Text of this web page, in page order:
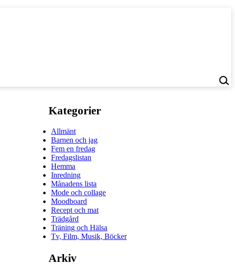
Kategorier
Allmänt
Barnen och jag
Fem en fredag
Fredagslistan
Hemma
Inredning
Månadens lista
Mode och collage
Moodboard
Recept och mat
Trädgård
Träning och Hälsa
Tv, Film, Musik, Böcker
Arkiv